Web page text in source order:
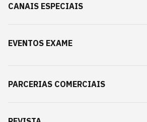
CANAIS ESPECIAIS
EVENTOS EXAME
PARCERIAS COMERCIAIS